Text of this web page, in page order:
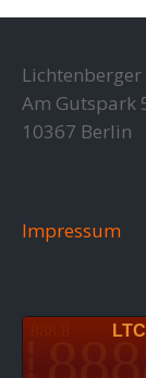
Am Gutspark
10367 Berlin
Impressum